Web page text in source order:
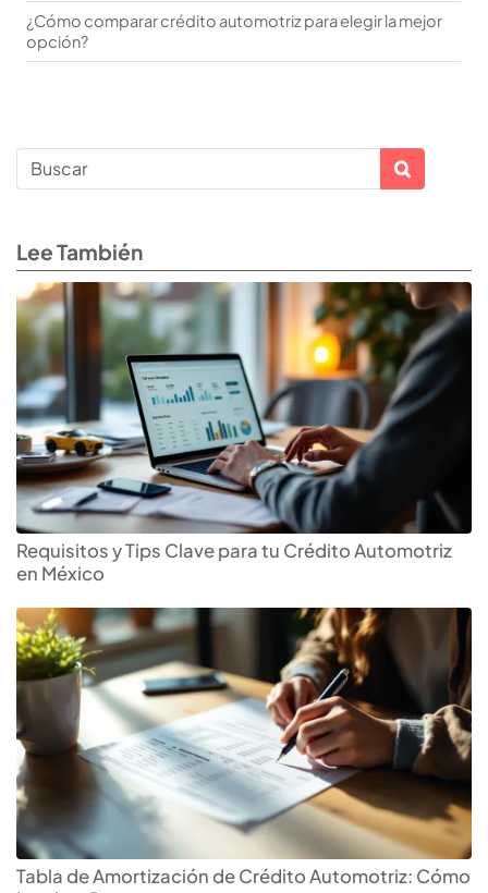
¿Cómo comparar crédito automotriz para elegir la mejor
opción?
Lee También
Requisitos y Tips Clave para tu Crédito Automotriz
en México
Tabla de Amortización de Crédito Automotriz: Cómo